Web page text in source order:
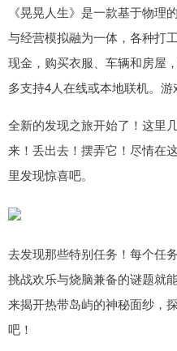
《晃晃人生》是一款基于物理
与经营模拟融为一体，各种打
现金，购买衣服、车辆和房屋
多支持4人在线或本地联机。游
全新的发现之旅开始了！这
来！丢出去！摆弄它！尽情在
里发现惊喜吧。
去发现那些特别任务！每个任
挑战欢乐与烧脑兼备的谜题就
来揭开热带岛屿的神秘面纱，
吧！